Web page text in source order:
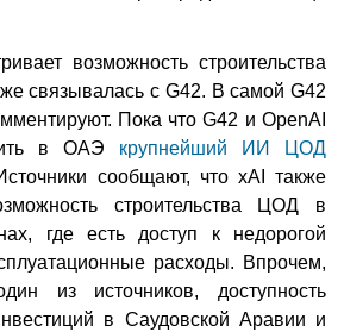
возможность строительства
связывалась с G42. В самой G42
Пока что G42 и OpenAI
в ОАЭ крупнейший ИИ ЦОД
сообщают, что xAI также
строительства ЦОД в
где есть доступ к недорогой
расходы. Впрочем,
из источников, доступность
в Саудовской Аравии и